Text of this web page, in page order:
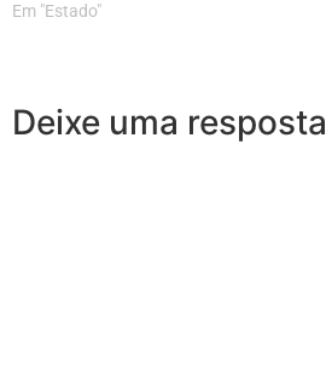
Em "Estado"
Deixe uma resposta